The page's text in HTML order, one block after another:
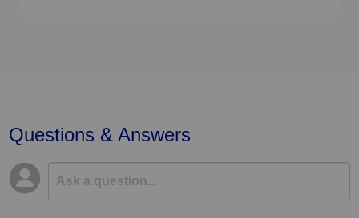
Questions & Answers